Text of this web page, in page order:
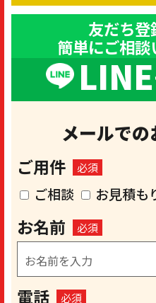
友だち登
簡単にご相談
LINE
メールで
ご用件 必須
ご相談 お見積も
お名前 必須
電話 必須